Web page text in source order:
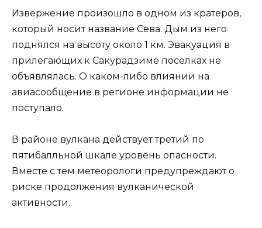
Извержение произошло в одном из кратеров,
который носит название Сева. Дым из него
поднялся на высоту около 1 км. Эвакуация в
прилегающих к Сакурадзиме поселках не
объявлялась. О каком-либо влиянии на
авиасообщение в регионе информации не
поступало.
В районе вулкана действует третий по
пятибалльной шкале уровень опасности.
Вместе с тем метеорологи предупреждают о
риске продолжения вулканической
активности.